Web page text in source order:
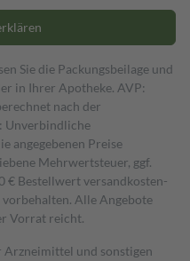
Sie die Packungsbeilage und
in Ihrer Apotheke. AVP:
nach der
Unverbindliche
angegebenen Preise
Mehrwertsteuer, ggf.
€ Bestell­wert versand­kosten­
Alle Angebote
Vorrat reicht.
Arzneimittel und sonstigen